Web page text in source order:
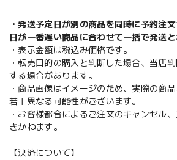
・発送予定日が別の商品を同時に予約注
日が一番遅い商品に合わせて一括で発送と
・表示金額は税込み価格です。
・転売目的の購入と判断した場合、当店
する場合があります。
・商品画像はイメージのため、実際の商
若干異なる可能性がございます。
・お客様都合によるご注文のキャンセル
きかねます。
【決済について】